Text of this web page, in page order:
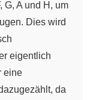
G, A und H, um
Dies wird
eigentlich
eine
da